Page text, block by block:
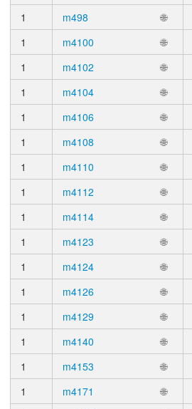
1
m498 🌐
1
m4100 🌐
1
m4102 🌐
1
m4104 🌐
1
m4106 🌐
1
m4108 🌐
1
m4110 🌐
1
m4112 🌐
1
m4114 🌐
1
m4123 🌐
1
m4124 🌐
1
m4126 🌐
1
m4129 🌐
1
m4140 🌐
1
m4153 🌐
1
m4171 🌐